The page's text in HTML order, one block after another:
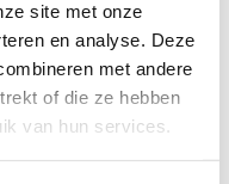
site met onze
en analyse. Deze
met andere
of die ze hebben
van hun services.
acacia bruin